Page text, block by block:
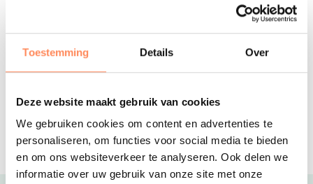
Toestemming Details Over
Deze website maakt gebruik van cookies
We gebruiken cookies om content en advertenties te
personaliseren, om functies voor social media te bieden
en om ons websiteverkeer te analyseren. Ook delen we
informatie over uw gebruik van onze site met onze
strand. In de weekenden en tijdens vakantie dagelijks
staan Zep en het recreatieteam klaar voor actie!
Ervaar ook die heerlijke beachvibe tijdens jullie vakantie;
boeken!
Valk Exclusief Hotel Akersloot
Kids hotel met prachtige familiekamers
Noord-Holland
ligt dit vakantiepark met het grootste
speelschip van Nederland!
Reserveer